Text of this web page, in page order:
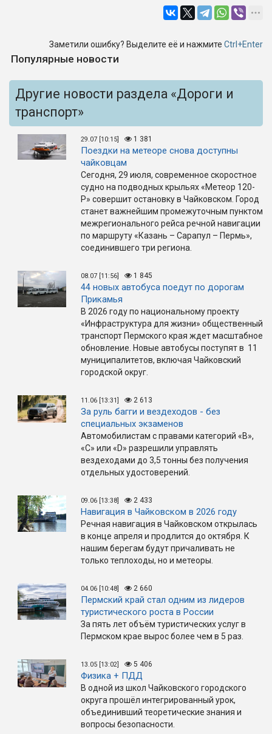
Заметили ошибку? Выделите её и нажмите Ctrl+Enter
Популярные новости
Другие новости раздела «Дороги и
транспорт»
29.07 [10:15] 1 381
Поездки на метеоре снова доступны
чайковцам
Сегодня, 29 июля, современное скоростное
судно на подводных крыльях «Метеор 120-
Р» совершит остановку в Чайковском. Город
станет важнейшим промежуточным пунктом
межрегионального рейса речной навигации
по маршруту «Казань – Сарапул – Пермь»,
соединившего три региона.
08.07 [11:56] 1 845
44 новых автобуса поедут по дорогам
Прикамья
В 2026 году по национальному проекту
«Инфраструктура для жизни» общественный
транспорт Пермского края ждет масштабное
обновление. Новые автобусы поступят в 11
муниципалитетов, включая Чайковский
городской округ.
11.06 [13:31] 2 613
За руль багги и вездеходов - без
специальных экзаменов
Автомобилистам с правами категорий «B»,
«C» или «D» разрешили управлять
вездеходами до 3,5 тонны без получения
отдельных удостоверений.
09.06 [13:38] 2 433
Навигация в Чайковском в 2026 году
Речная навигация в Чайковском открылась
в конце апреля и продлится до октября. К
нашим берегам будут причаливать не
только теплоходы, но и метеоры.
04.06 [10:48] 2 660
Пермский край стал одним из лидеров
туристического роста в России
За пять лет объём туристических услуг в
Пермском крае вырос более чем в 5 раз.
13.05 [13:02] 5 406
Физика + ПДД
В одной из школ Чайковского городского
округа прошёл интегрированный урок,
объединивший теоретические знания и
вопросы безопасности.